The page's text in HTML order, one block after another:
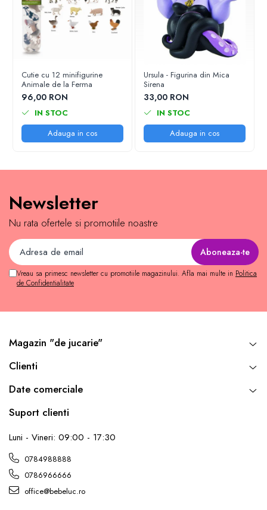
Cutie cu 12 minifigurine
Animale de la Ferma
96,00 RON
IN STOC
Adauga in cos
Ursula - Figurina din Mica
Sirena
33,00 RON
IN STOC
Adauga in cos
Newsletter
Nu rata ofertele si promotiile noastre
Vreau sa primesc newsletter cu promotiile magazinului. Afla mai multe in Politica
de Confidentialitate
Magazin "de jucarie"
Clienti
Date comerciale
Suport clienti
Luni - Vineri: 09:00 - 17:30
0784988888
0786966666
office@bebeluc.ro